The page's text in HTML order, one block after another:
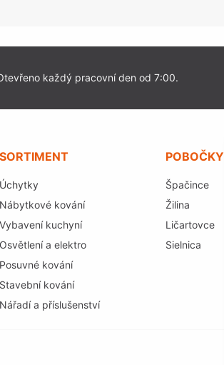
každý pracovní den od 7:00.
SORTIMENT
Úchytky
Nábytkové kování
Vybavení kuchyní
Osvětlení a elektro
Posuvné kování
Stavební kování
Nářadí a příslušenství
POBOČKY
Špačince
Žilina
Ličartovce
Sielnica